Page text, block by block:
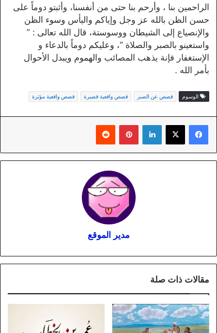
الراحمين بنا ، وأرحم بنا حتى من أنفسنا، وأثبتو دوماً على
حسن الظن بالله عز وجل وإياكم واليأس وسوء الظن
والإنصياع إلى الشيطان ووسوستة، قال الله تعالى : ”
واستعينو بالصبر والصلاة “، وعليكم دوماً بالدعاء و
الإستغفار فإنة يذهب المصائب والهموم ويبدل الأحوال
بأمر الله .
الوسوم قصص عن الصبر قصص واقعية قصيرة قصص واقعية مؤثرة
لينكدإن بينتيريست
مدير الموقع
مقالات ذات صلة